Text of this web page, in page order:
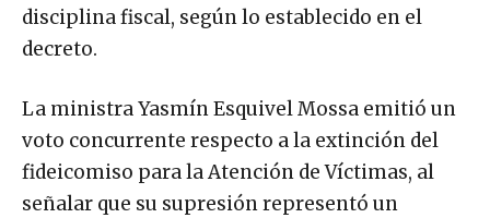
disciplina fiscal, según lo establecido en el
decreto.
La ministra Yasmín Esquivel Mossa emitió un
voto concurrente respecto a la extinción del
fideicomiso para la Atención de Víctimas, al
señalar que su supresión representó un